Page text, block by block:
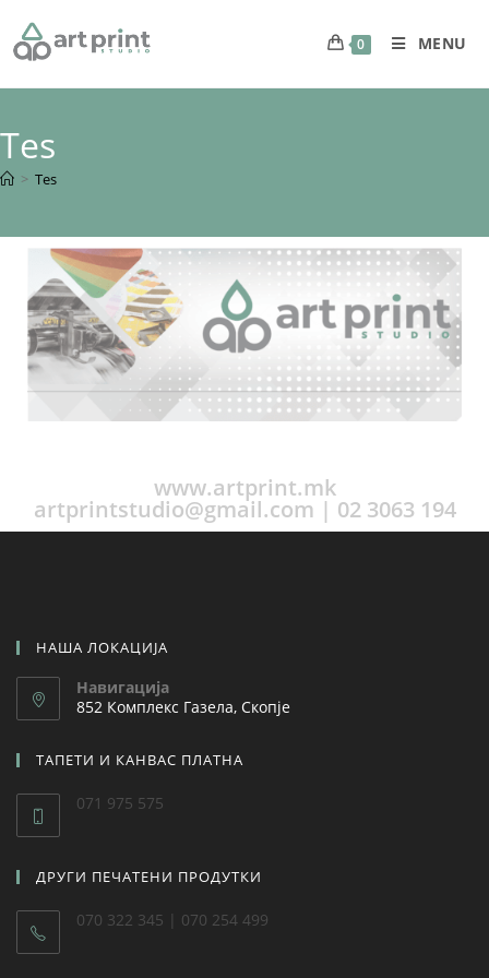
0 MENU
Tes
> Tes
www.artprint.mk
artprintstudio@gmail.com | 02 3063 194
НАША ЛОКАЦИЈА
Навигација
852 Комплекс Газела, Скопје
ТАПЕТИ И КАНВАС ПЛАТНА
071 975 575
ДРУГИ ПЕЧАТЕНИ ПРОДУТКИ
070 322 345 | 070 254 499